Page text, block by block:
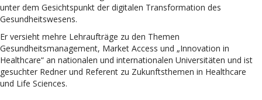
unter dem Gesichtspunkt der digitalen Transformation des
Gesundheitswesens.
Er versieht mehre Lehraufträge zu den Themen
Gesundheitsmanagement, Market Access und „Innovation in
Healthcare“ an nationalen und internationalen Universitäten und ist
gesuchter Redner und Referent zu Zukunftsthemen in Healthcare
und Life Sciences.